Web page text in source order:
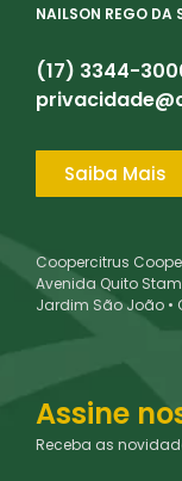
NAILSON REGO DA
(17) 3344-
Saiba Mais
Coopercitrus
Avenida Quito
Jardim São João •
Assine
Receba as